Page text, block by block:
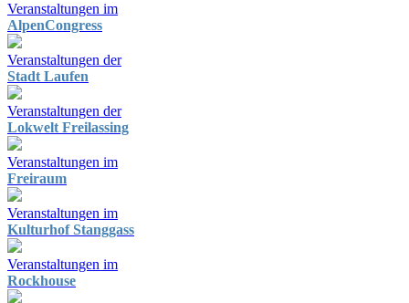
Veranstaltungen im
AlpenCongress
Veranstaltungen der
Stadt Laufen
Veranstaltungen der
Lokwelt Freilassing
Veranstaltungen im
Freiraum
Veranstaltungen im
Kulturhof Stanggass
Veranstaltungen im
Rockhouse